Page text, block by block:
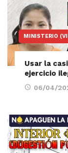
MINISTERIO
Usar la
ejercicio
06/04/